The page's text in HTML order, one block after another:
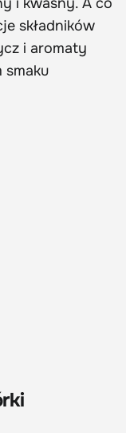
i kwaśny. A co
składników
i aromaty